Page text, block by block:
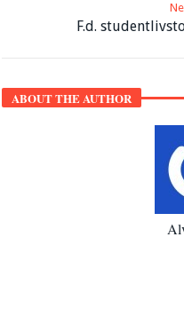
F.d.
ABOUT THE AUTHOR